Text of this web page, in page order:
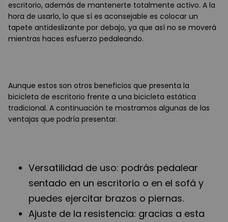
escritorio, además de mantenerte totalmente activo. A la
hora de usarlo, lo que sí es aconsejable es colocar un
tapete antideslizante por debajo, ya que así no se moverá
mientras haces esfuerzo pedaleando.
Aunque estos son otros beneficios que presenta la
bicicleta de escritorio frente a una bicicleta estática
tradicional. A continuación te mostramos algunas de las
ventajas que podría presentar.
Versatilidad de uso: podrás pedalear
sentado en un escritorio o en el sofá y
puedes ejercitar brazos o piernas.
Ajuste de la resistencia: gracias a esta